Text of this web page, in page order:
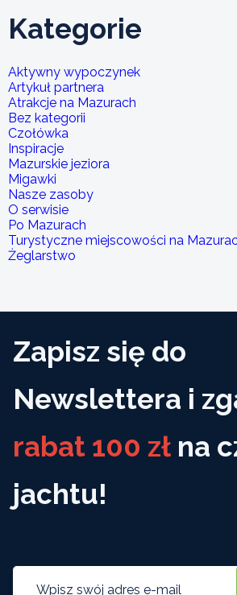
Kategorie
Aktywny wypoczynek
Artykuł partnera
Atrakcje na Mazurach
Bez kategorii
Czołówka
Inspiracje
Mazurskie jeziora
Migawki
Nasze zasoby
O serwisie
Po Mazurach
Turystyczne miejscowości na
Żeglarstwo
Zapisz się do
Newslettera i
rabat 100 zł na
jachtu!